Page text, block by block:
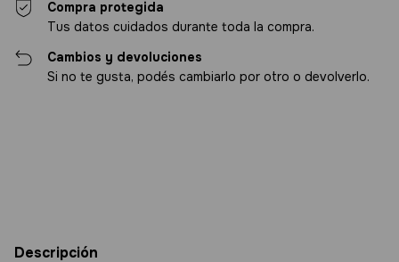
Compra protegida
Tus datos cuidados durante toda la compra.
Cambios y devoluciones
Si no te gusta, podés cambiarlo por otro o devolverlo.
Descripción